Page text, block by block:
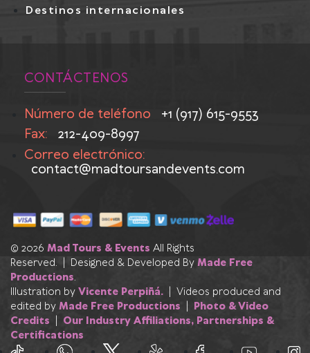
Destinos internacionales
CONTÁCTENOS
Número de teléfono
+1 (917) 615-9553
Fax:
212-409-8997
Correo electrónico:
contact@madtoursandevents.com
© 2026 Mad Tours & Events All Rights
Reserved. | Designed & Developed By Made Free
Productions.
Illustration by Vicente Perpiñá. | Videos produced and
edited by Made Free Productions
Photo & Video
Credits
Our Industry Affiliations, Partnerships &
Certifications